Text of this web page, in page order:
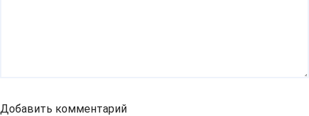
Добавить комментарий